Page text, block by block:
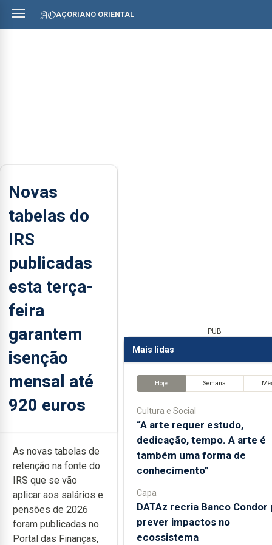
AÇORIANO ORIENTAL
Novas
tabelas do
IRS
publicadas
esta terça-
feira
garantem
isenção
mensal até
920 euros
As novas tabelas de
retenção na fonte do
IRS que se vão
aplicar aos salários e
pensões de 2026
foram publicadas no
Portal das Finanças,
PUB
Mais lidas
Hoje Semana
Cultura e Social
“A arte requer estudo,
dedicação, tempo. A arte é
também uma forma de
conhecimento”
Capa
DATAz recria Banco Condor
prever impactos no
ecossistema